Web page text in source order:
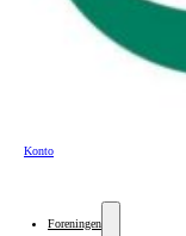
Konto
Foreningen